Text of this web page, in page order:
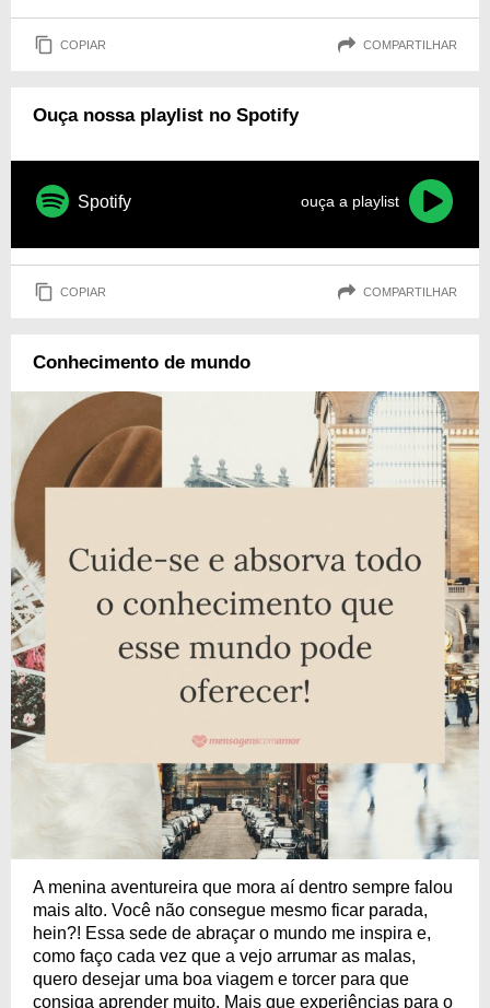
COPIAR COMPARTILHAR
Ouça nossa playlist no Spotify
Spotify ouça a playlist
COPIAR COMPARTILHAR
Conhecimento de mundo
A menina aventureira que mora aí dentro sempre falou
mais alto. Você não consegue mesmo ficar parada,
hein?! Essa sede de abraçar o mundo me inspira e,
como faço cada vez que a vejo arrumar as malas,
quero desejar uma boa viagem e torcer para que
consiga aprender muito. Mais que experiências para o